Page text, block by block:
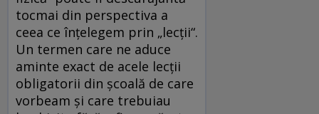
tocmai din perspectiva a
ceea ce înțelegem prin „lecții“.
Un termen care ne aduce
aminte exact de acele lecții
obligatorii din școală de care
vorbeam și care trebuiau